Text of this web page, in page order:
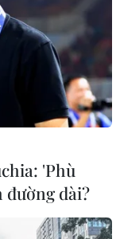
'Phù
đường dài?